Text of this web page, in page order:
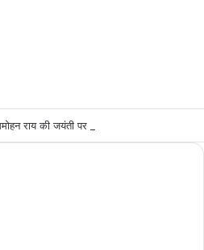
राय की जयंती पर किया नमन